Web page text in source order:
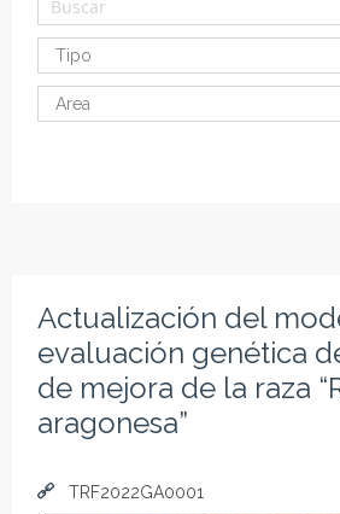
Actualización del
evaluación genética
de mejora de la raza
aragonesa”
TRF2022GA0001